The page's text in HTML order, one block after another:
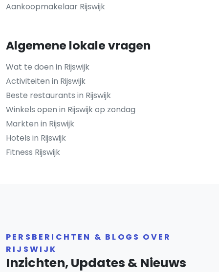
Aankoopmakelaar Rijswijk
Algemene lokale vragen
Wat te doen in Rijswijk
Activiteiten in Rijswijk
Beste restaurants in Rijswijk
Winkels open in Rijswijk op zondag
Markten in Rijswijk
Hotels in Rijswijk
Fitness Rijswijk
PERSBERICHTEN & BLOGS OVER
RIJSWIJK
Inzichten, Updates & Nieuws